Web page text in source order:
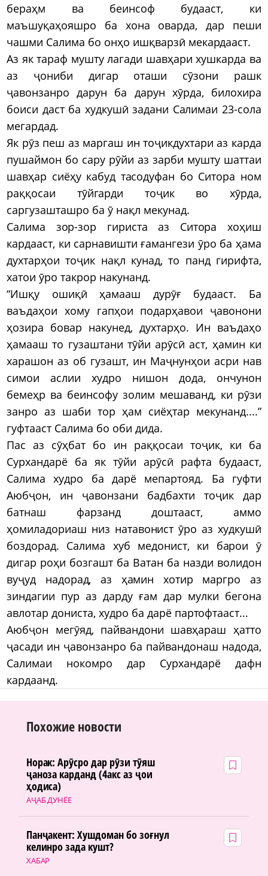
бераҳм ва беинсоф будааст, ки
маъшуқаҳояшро ба хона оварда, дар пеши
чашми Салима бо онҳо ишқварзӣ мекардааст.
Аз як тараф мушту лагади шавҳари хушкарда ва
аз ҷониби дигар оташи сӯзони рашк
ҷавонзанро дарун ба дарун хӯрда, билохира
боиси даст ба худкушӣ задани Салимаи 23-сола
мегардад.
Як рӯз пеш аз маргаш ин тоҷикдухтари аз карда
пушаймон бо сару рӯйи аз зарби мушту шаттаи
шавҳар сиёҳу кабуд тасодуфан бо Ситора ном
раққосаи тӯйгарди тоҷик во хӯрда,
саргузашташро ба ӯ нақл мекунад.
Салима зор-зор гириста аз Ситора хоҳиш
кардааст, ки сарнавишти ғамангези ӯро ба ҳама
духтарҳои тоҷик нақл кунад, то панд гирифта,
хатои ӯро такрор накунанд.
“Ишқу ошиқӣ ҳамааш дурӯғ будааст. Ба
ваъдаҳои хому гапҳои подарҳавои ҷавонони
ҳозира бовар накунед, духтарҳо. Ин ваъдаҳо
ҳамааш то гузаштани тӯйи арӯсӣ аст, ҳамин ки
харашон аз об гузашт, ин Маҷнунҳои асри нав
симои аслии худро нишон дода, ончунон
бемеҳр ва беинсофу золим мешаванд, ки рӯзи
занро аз шаби тор ҳам сиёҳтар мекунанд....”
гуфтааст Салима бо оби дида.
Пас аз сӯҳбат бо ин раққосаи тоҷик, ки ба
Сурхандарё ба як тӯйи арӯсӣ рафта будааст,
Салима худро ба дарё мепартояд. Ба гуфти
Аюбҷон, ин ҷавонзани бадбахти тоҷик дар
батнаш фарзанд доштааст, аммо
ҳомиладориаш низ натавонист ӯро аз худкушӣ
боздорад. Салима хуб медонист, ки барои ӯ
дигар роҳи бозгашт ба Ватан ба назди волидон
вуҷуд надорад, аз ҳамин хотир маргро аз
зиндагии пур аз дарду ғам дар мулки бегона
авлотар дониста, худро ба дарё партофтааст...
Аюбҷон мегӯяд, пайвандони шавҳараш ҳатто
ҷасади ин ҷавонзанро ба пайвандонаш надода,
Салимаи нокомро дар Сурхандарё дафн
кардаанд.
Похожие новости
АҶАБ ДУНЁЕ
Норак: Арӯсро дар рӯзи тӯяш
ҷаноза карданд (4акс аз ҷои
ҳодиса)
ХАБАР
Панҷакент: Хушдоман бо зоғнул
келинро зада кушт?